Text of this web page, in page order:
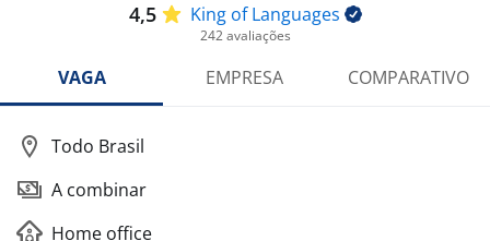
4,5 King ofLanguages
242 avaliações
VAGA EMPRESA COMPARATIVO
Todo Brasil
A combinar
Home office